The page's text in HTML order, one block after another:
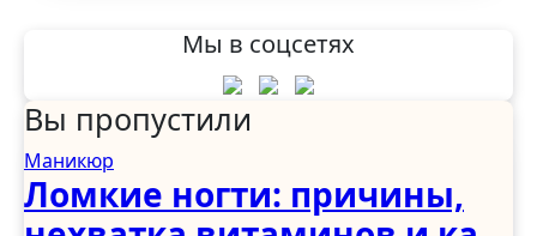
Мы в соцсетях
Вы пропустили
Маникюр
Ломкие ногти: причины,